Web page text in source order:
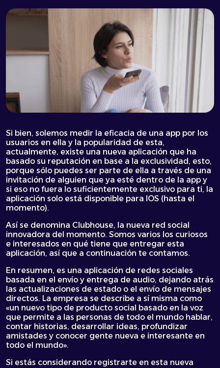
Si bien, solemos medir la eficacia de una app por los
usuarios en ella y la popularidad de esta,
actualmente, existe una nueva aplicación que ha
basado su reputación en base a la exclusividad, esto,
porque sólo puedes ser parte de ella a través de una
invitación de alguien que ya esté dentro de la app y
si eso no fuera lo suficientemente exclusivo para ti, la
aplicación solo está disponible para IOS (hasta el
momento).
Así se denomina Clubhouse, la nueva red social
innovadora del momento. Somos varios los curiosos
e interesados en qué tiene que entregar esta
aplicación, así que a continuación te contamos.
En resumen, es una aplicación de redes sociales
basada en el envío y entrega de audio, dejando atrás
las actualizaciones de estado o el envío de mensajes
directos. La empresa se describe a sí misma como
«un nuevo tipo de producto social basado en la voz
que permite a las personas de todo el mundo hablar,
contar historias, desarrollar ideas, profundizar
amistades y conocer gente nueva e interesante en
todo el mundo».
Si estás considerando registrarte en esta nueva